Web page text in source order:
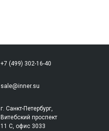
+7 (499) 302-16-40
sale@inner.su
г. Санкт-Петербург,
Витебский проспект
11 С, офис 3033